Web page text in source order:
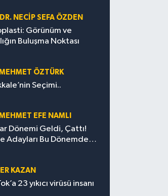
NECIP SEFA ÖZDEN
Görünüm ve
Buluşma Noktası
ÖZTÜRK
Seçimi..
EFE NAMLI
Dönemi Geldi, Çattı!
Adayları Bu Dönemde
KAZAN
23 yıkıcı virüsü insanı